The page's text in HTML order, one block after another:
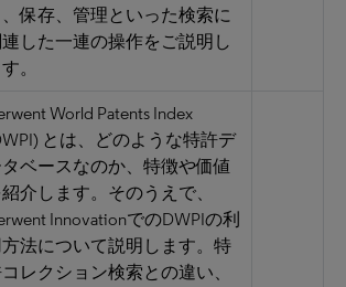
、保存、管理といった検索に
した一連の操作をご説明し
。
World Patents Index
とは、どのような特許デ
ベースなのか、特徴や価値
介します。そのうえで、
InnovationでのDWPIの利
法について説明します。特
レクション検索との違い、